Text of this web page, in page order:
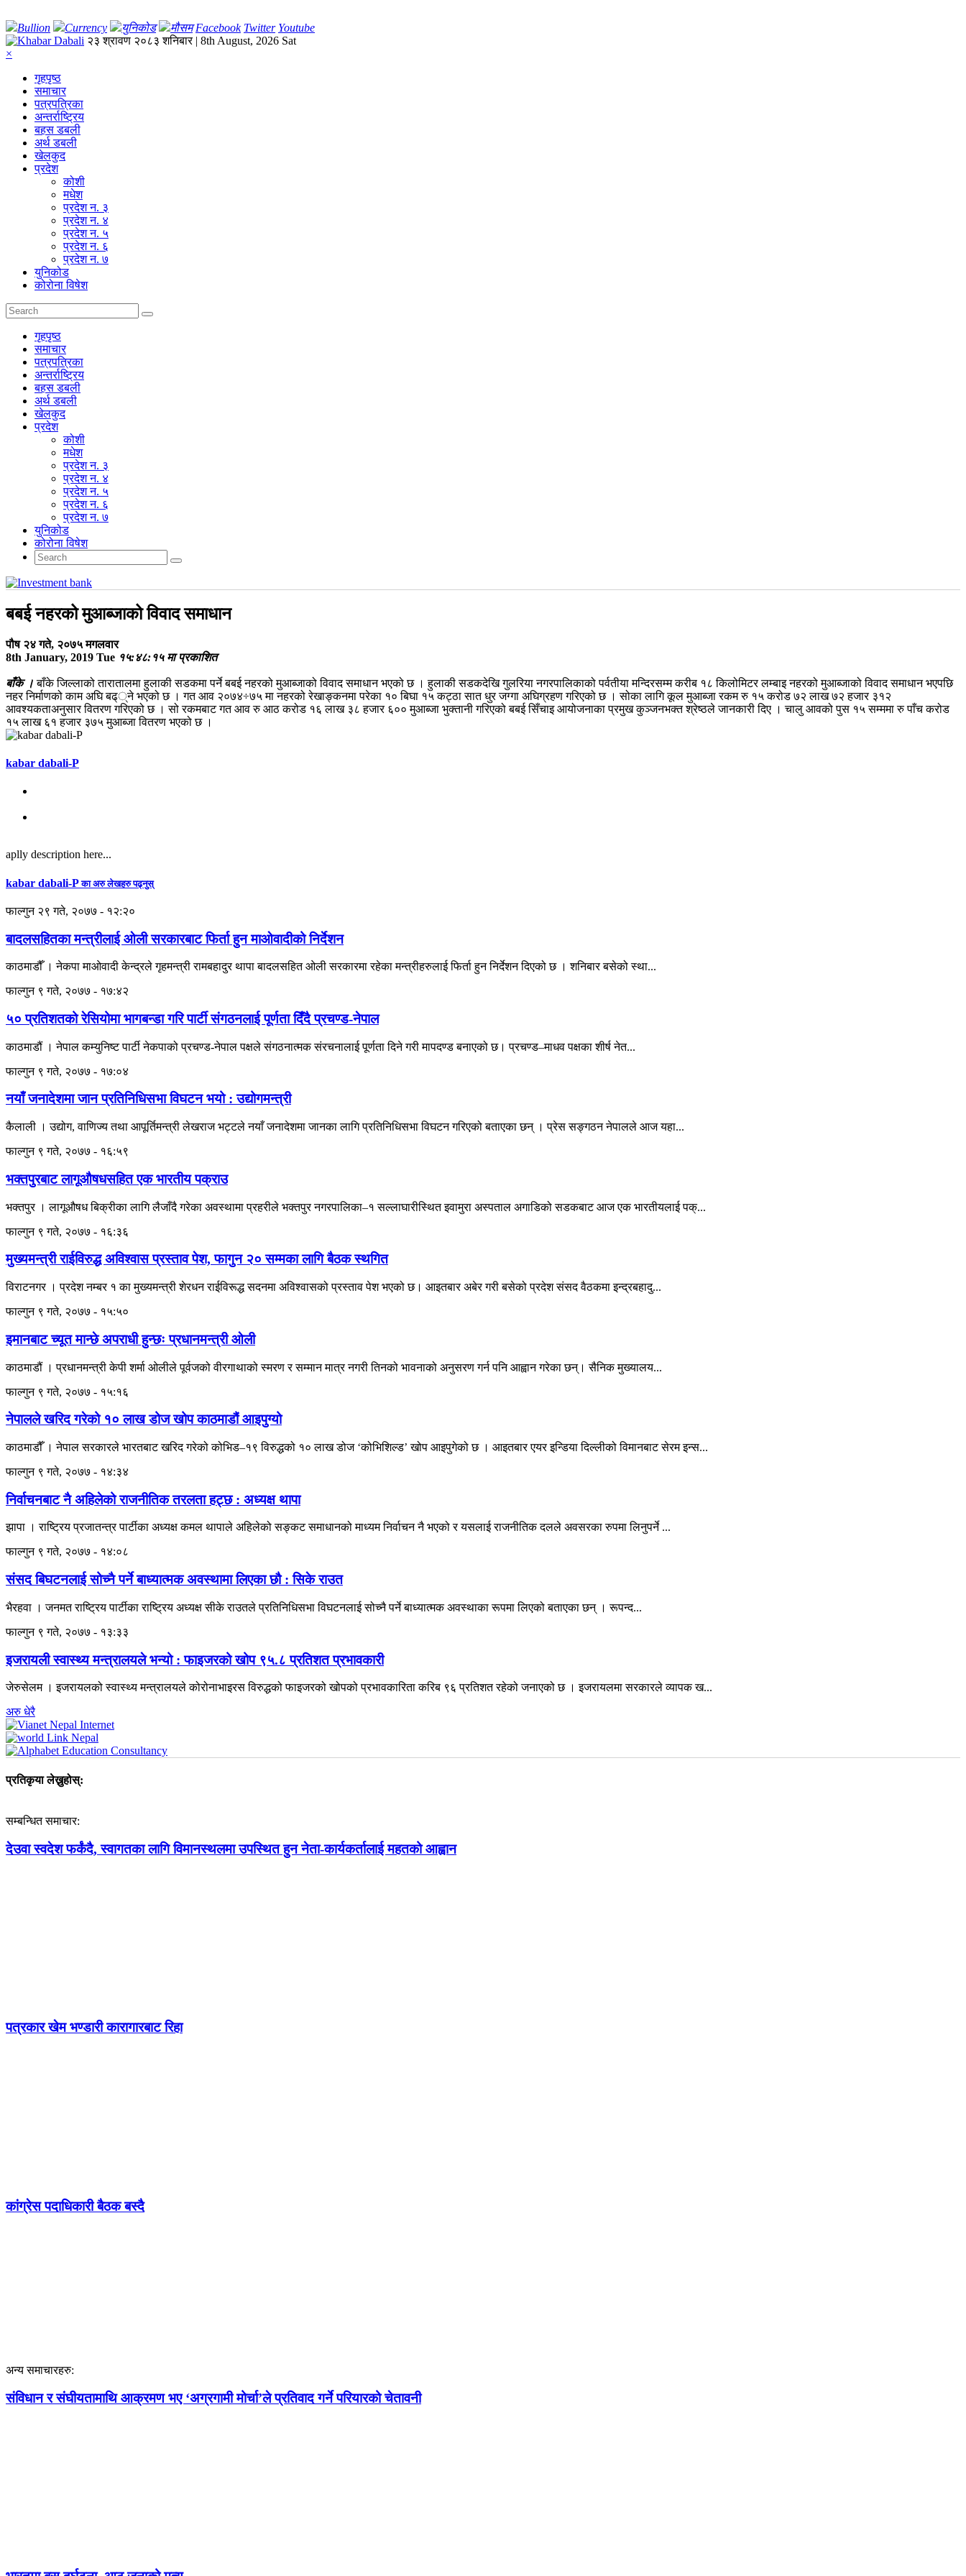
Bullion Currency युनिकोड मौसम Facebook Twitter Youtube
२३ श्रावण २०८३ शनिबार | 8th August, 2026 Sat
×
गृहपृष्‍ठ
समाचार
पत्रपत्रिका
अन्तर्राष्ट्रिय
बहस डबली
अर्थ डबली
खेलकुद
प्रदेश
कोशी
मधेश
प्रदेश न. ३
प्रदेश न. ४
प्रदेश न. ५
प्रदेश न. ६
प्रदेश न. ७
युनिकोड
कोरोना विषेश
गृहपृष्‍ठ
समाचार
पत्रपत्रिका
अन्तर्राष्ट्रिय
बहस डबली
अर्थ डबली
खेलकुद
प्रदेश
कोशी
मधेश
प्रदेश न. ३
प्रदेश न. ४
प्रदेश न. ५
प्रदेश न. ६
प्रदेश न. ७
युनिकोड
कोरोना विषेश
बबई नहरको मुआब्जाको विवाद समाधान
पौष २४ गते, २०७५ मगलवार
8th January, 2019 Tue १५:४८:१५ मा प्रकाशित
बाँके । बाँके जिल्लाको तारातालमा हुलाकी सडकमा पर्ने बबई नहरको मुआब्जाको विवाद समाधान भएको छ । हुलाकी सडकदेखि गुलरिया नगरपालिकाको पर्वतीया मन्दिरसम्म करीब १८ किलोमिटर लम्बाइ नहरको मुआब्जाको विवाद समाधान भएपछि
नहर निर्माणको काम अघि बढ््ने भएको छ । गत आव २०७४÷७५ मा नहरको रेखाङ्कनमा परेका १० बिघा १५ कट्ठा सात धुर जग्गा अघिग्रहण गरिएको छ । सोका लागि कूल मुआब्जा रकम रु १५ करोड ७२ लाख ७२ हजार ३१२
आवश्यकताअनुसार वितरण गरिएको छ । सो रकमबाट गत आव रु आठ करोड १६ लाख ३८ हजार ६०० मुआब्जा भुक्तानी गरिएको बबई सिँचाइ आयोजनाका प्रमुख कुञ्जनभक्त श्रेष्ठले जानकारी दिए । चालु आवको पुस १५ सम्ममा रु पाँच करोड
१५ लाख ६१ हजार ३७५ मुआब्जा वितरण भएको छ ।
kabar dabali-P
aplly description here...
kabar dabali-Pका अरु लेखहरु पढ्नुस्
फाल्गुन २९ गते, २०७७ - १२:२०
बादलसहितका मन्त्रीलाई ओली सरकारबाट फिर्ता हुन माओवादीको निर्देशन
काठमाडौँ । नेकपा माओवादी केन्द्रले गृहमन्त्री रामबहादुर थापा बादलसहित ओली सरकारमा रहेका मन्त्रीहरुलाई फिर्ता हुन निर्देशन दिएको छ । शनिबार बसेको स्था...
फाल्गुन ९ गते, २०७७ - १७:४२
५० प्रतिशतको रेसियोमा भागबन्डा गरि पार्टी संगठनलाई पूर्णता दिँदै प्रचण्ड-नेपाल
काठमाडौं । नेपाल कम्युनिष्ट पार्टी नेकपाको प्रचण्ड-नेपाल पक्षले संगठनात्मक संरचनालाई पूर्णता दिने गरी मापदण्ड बनाएको छ। प्रचण्ड–माधव पक्षका शीर्ष नेत...
फाल्गुन ९ गते, २०७७ - १७:०४
नयाँ जनादेशमा जान प्रतिनिधिसभा विघटन भयो : उद्योगमन्त्री
कैलाली । उद्योग, वाणिज्य तथा आपूर्तिमन्त्री लेखराज भट्टले नयाँ जनादेशमा जानका लागि प्रतिनिधिसभा विघटन गरिएको बताएका छन् । प्रेस सङ्गठन नेपालले आज यहा...
फाल्गुन ९ गते, २०७७ - १६:५९
भक्तपुरबाट लागूऔषधसहित एक भारतीय पक्राउ
भक्तपुर । लागूऔषध बिक्रीका लागि लैजाँदै गरेका अवस्थामा प्रहरीले भक्तपुर नगरपालिका–१ सल्लाघारीस्थित इवामुरा अस्पताल अगाडिको सडकबाट आज एक भारतीयलाई पक्...
फाल्गुन ९ गते, २०७७ - १६:३६
मुख्यमन्त्री राईविरुद्ध अविश्वास प्रस्ताव पेश, फागुन २० सम्मका लागि बैठक स्थगित
विराटनगर । प्रदेश नम्बर १ का मुख्यमन्त्री शेरधन राईविरूद्ध सदनमा अविश्वासको प्रस्ताव पेश भएको छ। आइतबार अबेर गरी बसेको प्रदेश संसद वैठकमा इन्द्रबहादु...
फाल्गुन ९ गते, २०७७ - १५:५०
इमानबाट च्यूत मान्छे अपराधी हुन्छः प्रधानमन्त्री ओली
काठमाडौं । प्रधानमन्त्री केपी शर्मा ओलीले पूर्वजको वीरगाथाको स्मरण र सम्मान मात्र नगरी तिनको भावनाको अनुसरण गर्न पनि आह्वान गरेका छन्। सैनिक मुख्यालय...
फाल्गुन ९ गते, २०७७ - १५:१६
नेपालले खरिद गरेको १० लाख डोज खोप काठमाडौं आइपुग्यो
काठमाडौँ । नेपाल सरकारले भारतबाट खरिद गरेको कोभिड–१९ विरुद्धको १० लाख डोज ‘कोभिशिल्ड’ खोप आइपुगेको छ । आइतबार एयर इन्डिया दिल्लीको विमानबाट सेरम इन्स...
फाल्गुन ९ गते, २०७७ - १४:३४
निर्वाचनबाट नै अहिलेको राजनीतिक तरलता हट्छ : अध्यक्ष थापा
झापा । राष्ट्रिय प्रजातन्त्र पार्टीका अध्यक्ष कमल थापाले अहिलेको सङ्कट समाधानको माध्यम निर्वाचन नै भएको र यसलाई राजनीतिक दलले अवसरका रुपमा लिनुपर्ने ...
फाल्गुन ९ गते, २०७७ - १४:०८
संसद बिघटनलाई सोच्नै पर्ने बाध्यात्मक अवस्थामा लिएका छौ : सिके राउत
भैरहवा । जनमत राष्ट्रिय पार्टीका राष्ट्रिय अध्यक्ष सीके राउतले प्रतिनिधिसभा विघटनलाई सोच्नै पर्ने बाध्यात्मक अवस्थाका रूपमा लिएको बताएका छन् । रूपन्द...
फाल्गुन ९ गते, २०७७ - १३:३३
इजरायली स्वास्थ्य मन्त्रालयले भन्यो : फाइजरको खोप ९५.८ प्रतिशत प्रभावकारी
जेरुसेलम । इजरायलको स्वास्थ्य मन्त्रालयले कोरोनाभाइरस विरुद्धको फाइजरको खोपको प्रभावकारिता करिब ९६ प्रतिशत रहेको जनाएको छ । इजरायलमा सरकारले व्यापक ख...
अरु धेरै
प्रतिकृया लेख्नुहोस्:
सम्बन्धित समाचार:
देउवा स्वदेश फर्कंदै, स्वागतका लागि विमानस्थलमा उपस्थित हुन नेता-कार्यकर्तालाई महतको आह्वान
पत्रकार खेम भण्डारी कारागारबाट रिहा
कांग्रेस पदाधिकारी बैठक बस्दै
अन्य समाचारहरु:
संविधान र संघीयतामाथि आक्रमण भए ‘अग्रगामी मोर्चा’ले प्रतिवाद गर्ने परियारको चेतावनी